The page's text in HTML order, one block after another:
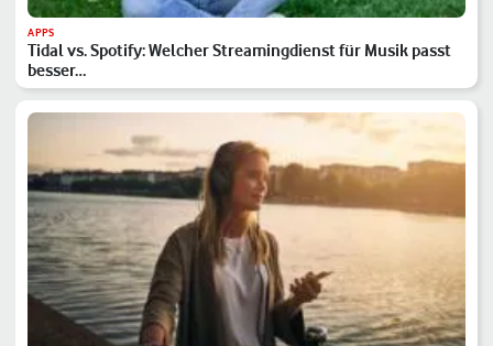
APPS
Tidal vs. Spotify: Welcher Streamingdienst für Musik passt
besser…